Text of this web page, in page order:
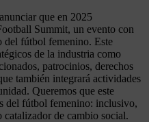
que en 2025
Summit, un evento con
del fútbol femenino. Este
de la industria como
patrocinios, derechos
también integrará actividades
Queremos que este
del fútbol femenino: inclusivo,
de cambio social.